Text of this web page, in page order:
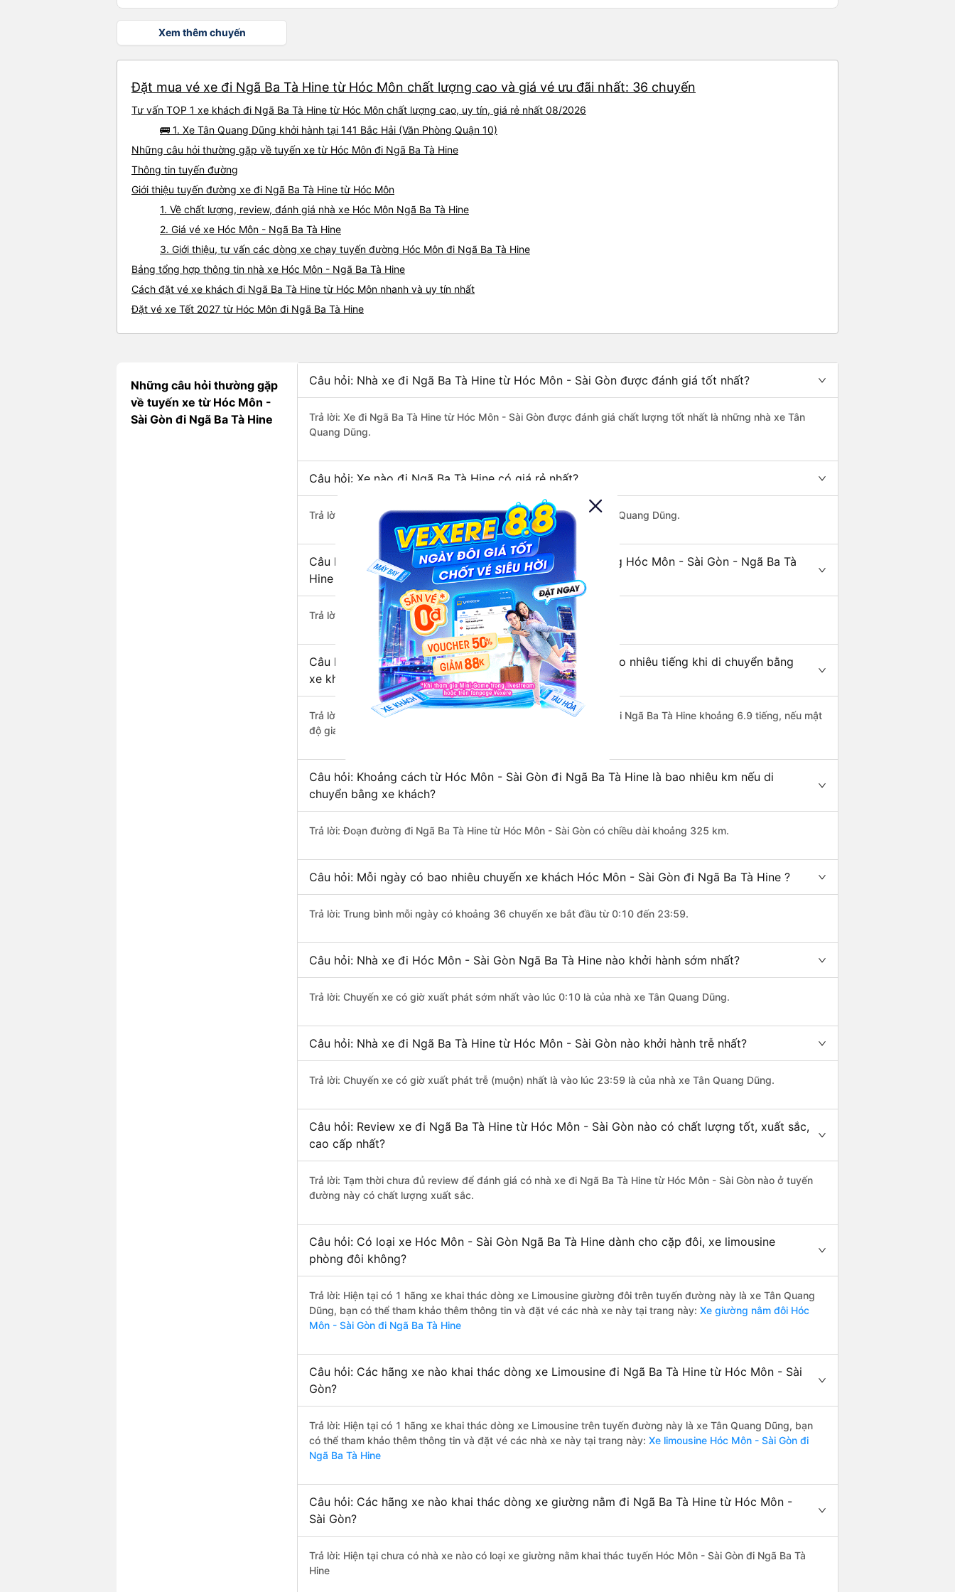
Xem thêm chuyến
Đặt mua vé xe đi Ngã Ba Tà Hine từ Hóc Môn chất lượng cao và giá vé ưu đãi nhất: 36 chuyến
Tư vấn TOP 1 xe khách đi Ngã Ba Tà Hine từ Hóc Môn chất lượng cao, uy tín, giá rẻ nhất 08/2026
🚌 1. Xe Tân Quang Dũng khởi hành tại 141 Bắc Hải (Văn Phòng Quận 10)
Những câu hỏi thường gặp về tuyến xe từ Hóc Môn đi Ngã Ba Tà Hine
Thông tin tuyến đường
Giới thiệu tuyến đường xe đi Ngã Ba Tà Hine từ Hóc Môn
1. Về chất lượng, review, đánh giá nhà xe Hóc Môn Ngã Ba Tà Hine
2. Giá vé xe Hóc Môn - Ngã Ba Tà Hine
3. Giới thiệu, tư vấn các dòng xe chạy tuyến đường Hóc Môn đi Ngã Ba Tà Hine
Bảng tổng hợp thông tin nhà xe Hóc Môn - Ngã Ba Tà Hine
Cách đặt vé xe khách đi Ngã Ba Tà Hine từ Hóc Môn nhanh và uy tín nhất
Đặt vé xe Tết 2027 từ Hóc Môn đi Ngã Ba Tà Hine
Những câu hỏi thường gặp
về tuyến xe từ Hóc Môn -
Sài Gòn đi Ngã Ba Tà Hine
Câu hỏi: Nhà xe đi Ngã Ba Tà Hine từ Hóc Môn - Sài Gòn được đánh giá tốt nhất?
Trả lời: Xe đi Ngã Ba Tà Hine từ Hóc Môn - Sài Gòn được đánh giá chất lượng tốt nhất là những nhà xe Tân
Quang Dũng.
Câu hỏi: Xe nào đi Ngã Ba Tà Hine có giá rẻ nhất?
Trả lời: Vé xe rẻ nhất có mức giá là 350.000 đồng của nhà xe Tân Quang Dũng.
Câu hỏi: Có bao nhiêu nhà xe đang khai thác tuyến đường Hóc Môn - Sài Gòn - Ngã Ba Tà
Hine ?
Trả lời: Hiện tại có 1 nhà xe khai thác tuyến đường.
Câu hỏi: Từ Hóc Môn - Sài Gòn đi Ngã Ba Tà Hine mất bao nhiêu tiếng khi di chuyển bằng
xe khách?
Trả lời: Thời gian di chuyển bằng xe khách từ Hóc Môn - Sài Gòn đi Ngã Ba Tà Hine khoảng 6.9 tiếng, nếu mật
độ giao thông thuận lợi.
Câu hỏi: Khoảng cách từ Hóc Môn - Sài Gòn đi Ngã Ba Tà Hine là bao nhiêu km nếu di
chuyển bằng xe khách?
Trả lời: Đoạn đường đi Ngã Ba Tà Hine từ Hóc Môn - Sài Gòn có chiều dài khoảng 325 km.
Câu hỏi: Mỗi ngày có bao nhiêu chuyến xe khách Hóc Môn - Sài Gòn đi Ngã Ba Tà Hine ?
Trả lời: Trung bình mỗi ngày có khoảng 36 chuyến xe bắt đầu từ 0:10 đến 23:59.
Câu hỏi: Nhà xe đi Hóc Môn - Sài Gòn Ngã Ba Tà Hine nào khởi hành sớm nhất?
Trả lời: Chuyến xe có giờ xuất phát sớm nhất vào lúc 0:10 là của nhà xe Tân Quang Dũng.
Câu hỏi: Nhà xe đi Ngã Ba Tà Hine từ Hóc Môn - Sài Gòn nào khởi hành trễ nhất?
Trả lời: Chuyến xe có giờ xuất phát trễ (muộn) nhất là vào lúc 23:59 là của nhà xe Tân Quang Dũng.
Câu hỏi: Review xe đi Ngã Ba Tà Hine từ Hóc Môn - Sài Gòn nào có chất lượng tốt, xuất sắc,
cao cấp nhất?
Trả lời: Tạm thời chưa đủ review để đánh giá có nhà xe đi Ngã Ba Tà Hine từ Hóc Môn - Sài Gòn nào ở tuyến
đường này có chất lượng xuất sắc.
Câu hỏi: Có loại xe Hóc Môn - Sài Gòn Ngã Ba Tà Hine dành cho cặp đôi, xe limousine
phòng đôi không?
Trả lời: Hiện tại có 1 hãng xe khai thác dòng xe Limousine giường đôi trên tuyến đường này là xe Tân Quang
Dũng, bạn có thể tham khảo thêm thông tin và đặt vé các nhà xe này tại trang này: Xe giường nằm đôi Hóc
Môn - Sài Gòn đi Ngã Ba Tà Hine
Câu hỏi: Các hãng xe nào khai thác dòng xe Limousine đi Ngã Ba Tà Hine từ Hóc Môn - Sài
Gòn?
Trả lời: Hiện tại có 1 hãng xe khai thác dòng xe Limousine trên tuyến đường này là xe Tân Quang Dũng, bạn
có thể tham khảo thêm thông tin và đặt vé các nhà xe này tại trang này: Xe limousine Hóc Môn - Sài Gòn đi
Ngã Ba Tà Hine
Câu hỏi: Các hãng xe nào khai thác dòng xe giường nằm đi Ngã Ba Tà Hine từ Hóc Môn -
Sài Gòn?
Trả lời: Hiện tại chưa có nhà xe nào có loại xe giường nằm khai thác tuyến Hóc Môn - Sài Gòn đi Ngã Ba Tà
Hine